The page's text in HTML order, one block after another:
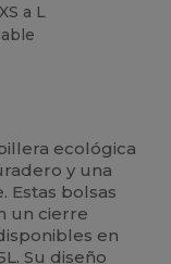
a L
ecológica
y una
Estas bolsas
un cierre
en
Su diseño